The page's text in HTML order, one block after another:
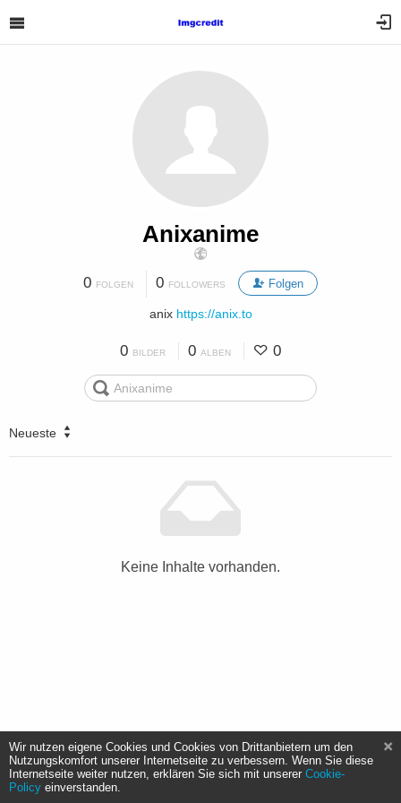
Anixanime
0 FOLGEN 0 FOLLOWERS Folgen
anix https://anix.to
0 BILDER 0 ALBEN 0
Neueste
Keine Inhalte vorhanden.
Wir nutzen eigene Cookies und Cookies von Drittanbietern um den
Nutzungskomfort unserer Internetseite zu verbessern. Wenn Sie diese
Internetseite weiter nutzen, erklären Sie sich mit unserer Cookie-
Policy einverstanden.